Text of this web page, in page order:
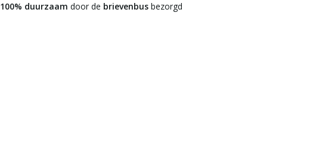
100% duurzaam door de brievenbusbezorgd